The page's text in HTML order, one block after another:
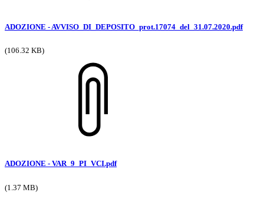
ADOZIONE - AVVISO_DI_DEPOSITO_prot.17074_del_31.07.2020.pdf
(106.32 KB)
ADOZIONE - VAR_9_PI_VCI.pdf
(1.37 MB)